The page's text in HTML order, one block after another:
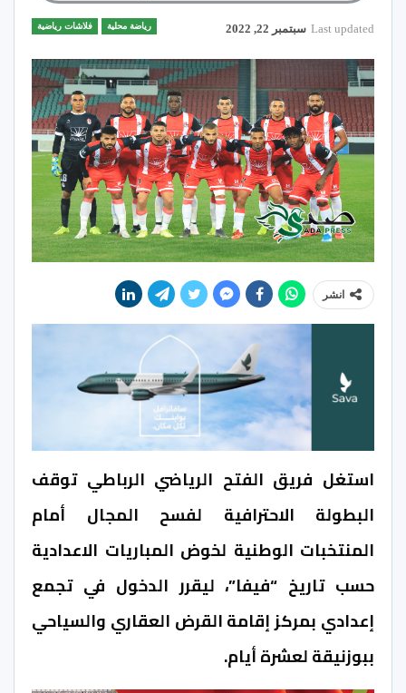
رياضة محلية فلاشات رياضية Last updated سبتمبر 22, 2022
انشر
استغل فريق الفتح الرياضي الرباطي توقف
البطولة الاحترافية لفسح المجال أمام
المنتخبات الوطنية لخوض المباريات الاعدادية
حسب تاريخ “فيفا”، ليقرر الدخول في تجمع
إعدادي بمركز إقامة القرض العقاري والسياحي
ببوزنيقة لعشرة أيام.